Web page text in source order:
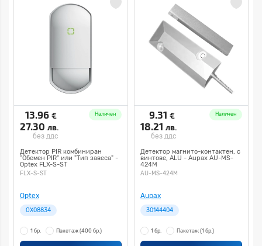
13.96 €
27.30 лв.
без ддс
Наличен
Детектор PIR комбиниран
"Обемен PIR" или "Тип завеса" -
Optex FLX-S-ST
FLX-S-ST
Optex
OX08834
1 бр. Пакетаж (400 бр.)
9.31 €
18.21 лв.
без ддс
Наличен
Детектор магнито-контактен, с
винтове, ALU - Aupax AU-MS-
424M
AU-MS-424M
Aupax
30144404
1 бр. Пакетаж (1 бр.)